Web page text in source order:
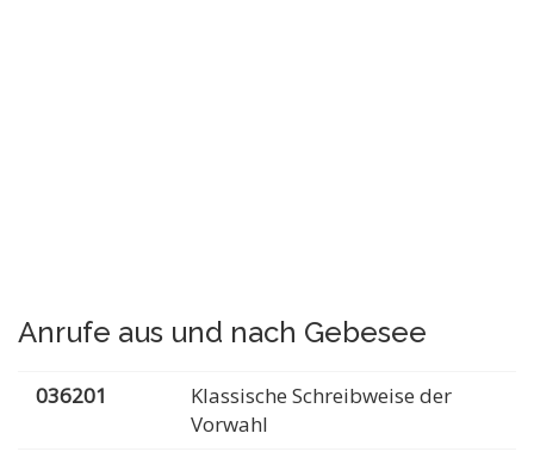
Anrufe aus und nach Gebesee
036201
Klassische Schreibweise der
Vorwahl